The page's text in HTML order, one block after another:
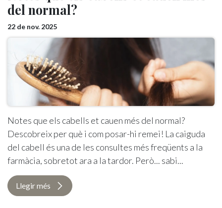
del normal?
22 de nov. 2025
Notes que els cabells et cauen més del normal?
Descobreix per què i com posar-hi remei! La caiguda
del cabell és una de les consultes més freqüents a la
farmàcia, sobretot ara a la tardor. Però... sabi...
Llegir més